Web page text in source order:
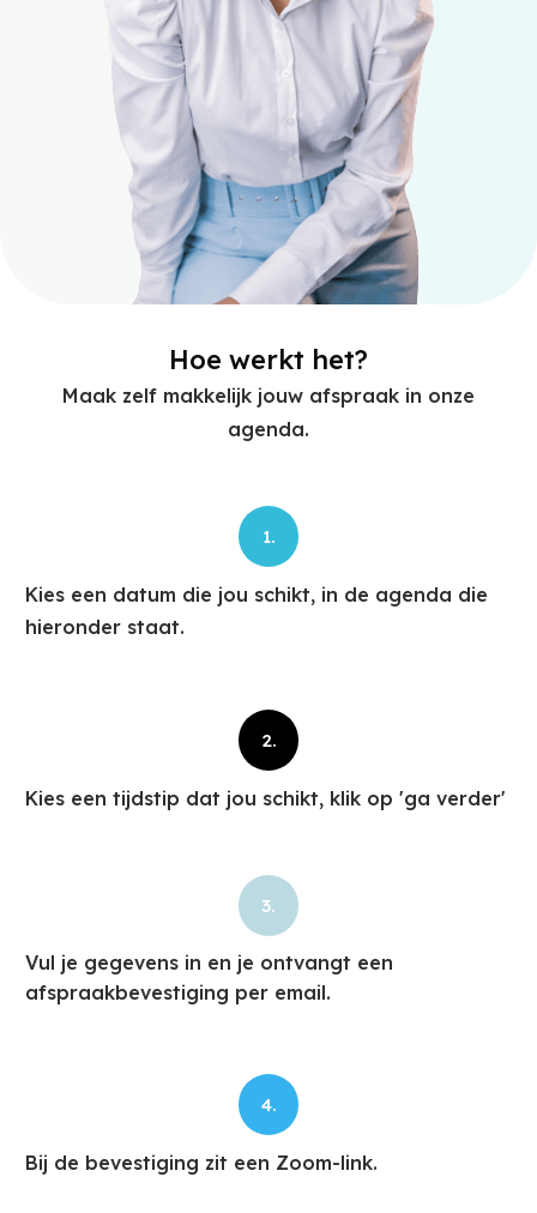
Hoe werkt het?
Maak zelf makkelijk jouw afspraak in onze
agenda.
1.
Kies een datum die jou schikt, in de agenda die
hieronder staat.
2.
Kies een tijdstip dat jou schikt, klik op 'ga verder'
3.
Vul je gegevens in en je ontvangt een
afspraakbevestiging per email.
4.
Bij de bevestiging zit een Zoom-link.